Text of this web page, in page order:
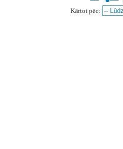
Kārtot pēc: